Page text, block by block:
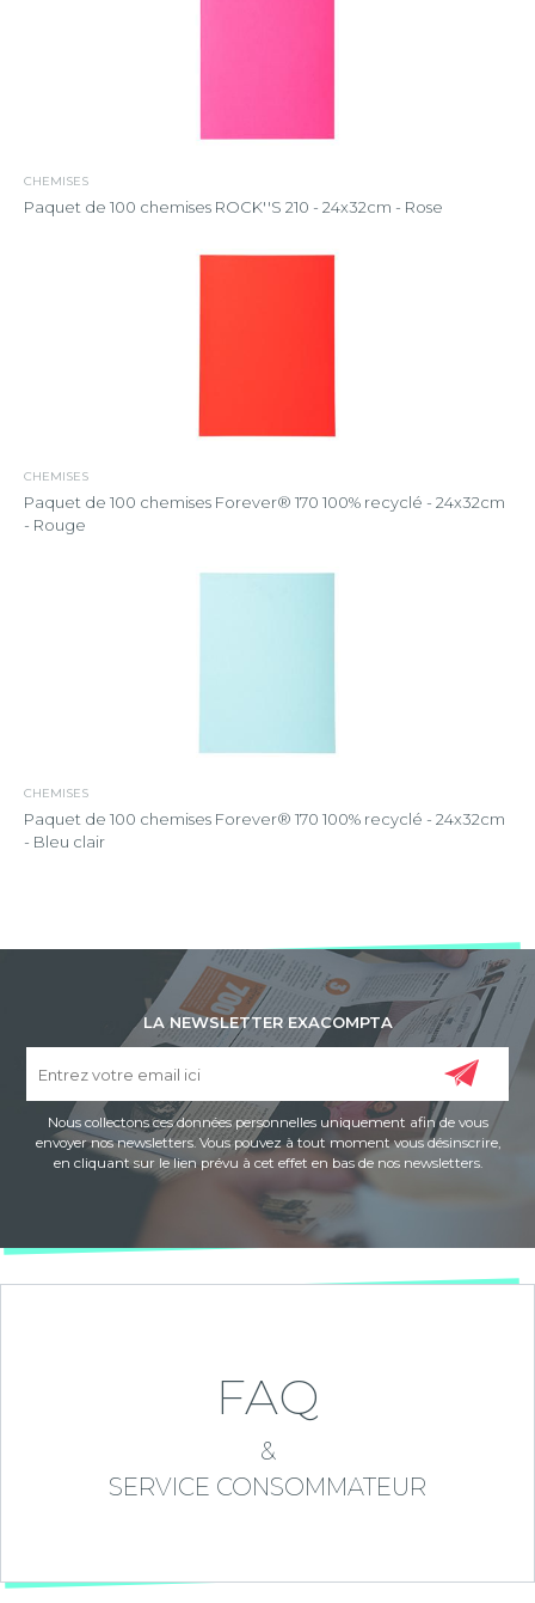
CHEMISES
Paquet de 100 chemises ROCK''S 210 - 24x32cm - Rose
CHEMISES
Paquet de 100 chemises Forever® 170 100% recyclé - 24x32cm
- Rouge
CHEMISES
Paquet de 100 chemises Forever® 170 100% recyclé - 24x32cm
- Bleu clair
LA NEWSLETTER EXACOMPTA
Nous collectons ces données personnelles uniquement afin de vous
envoyer nos newsletters. Vous pouvez à tout moment vous désinscrire,
en cliquant sur le lien prévu à cet effet en bas de nos newsletters.
FAQ
&
SERVICE CONSOMMATEUR